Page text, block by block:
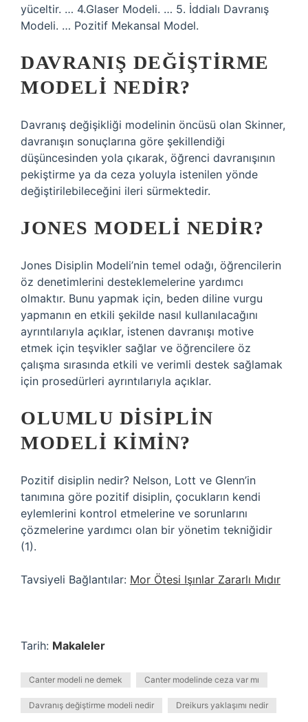
yüceltir. … 4.Glaser Modeli. … 5. İddialı Davranış
Modeli. … Pozitif Mekansal Model.
DAVRANIŞ DEĞIŞTIRME
MODELI NEDIR?
Davranış değişikliği modelinin öncüsü olan Skinner,
davranışın sonuçlarına göre şekillendiği
düşüncesinden yola çıkarak, öğrenci davranışının
pekiştirme ya da ceza yoluyla istenilen yönde
değiştirilebileceğini ileri sürmektedir.
JONES MODELI NEDIR?
Jones Disiplin Modeli’nin temel odağı, öğrencilerin
öz denetimlerini desteklemelerine yardımcı
olmaktır. Bunu yapmak için, beden diline vurgu
yapmanın en etkili şekilde nasıl kullanılacağını
ayrıntılarıyla açıklar, istenen davranışı motive
etmek için teşvikler sağlar ve öğrencilere öz
çalışma sırasında etkili ve verimli destek sağlamak
için prosedürleri ayrıntılarıyla açıklar.
OLUMLU DISIPLIN
MODELI KIMIN?
Pozitif disiplin nedir? Nelson, Lott ve Glenn’in
tanımına göre pozitif disiplin, çocukların kendi
eylemlerini kontrol etmelerine ve sorunlarını
çözmelerine yardımcı olan bir yönetim tekniğidir
(1).
Tavsiyeli Bağlantılar: Mor Ötesi Işınlar Zararlı Mıdır
Tarih: Makaleler
Canter modeli ne demek Canter modelinde ceza var mı
Davranış değiştirme modeli nedir Dreikurs yaklaşımı nedir